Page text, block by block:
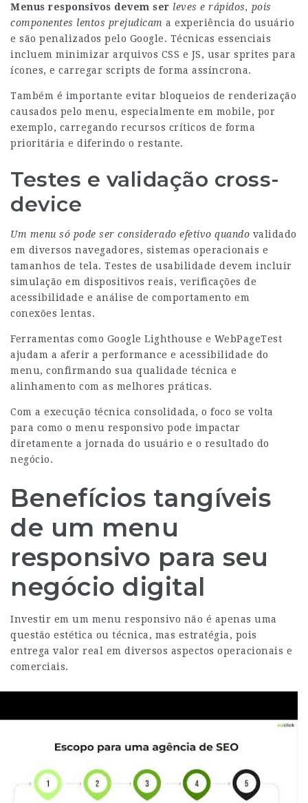
Menus responsivos devem ser leves e rápidos, pois
componentes lentos prejudicam a experiência do usuário
e são penalizados pelo Google. Técnicas essenciais
incluem minimizar arquivos CSS e JS, usar sprites para
ícones, e carregar scripts de forma assíncrona.
Também é importante evitar bloqueios de renderização
causados pelo menu, especialmente em mobile, por
exemplo, carregando recursos críticos de forma
prioritária e diferindo o restante.
Testes e validação cross-
device
Um menu só pode ser considerado efetivo quando validado
em diversos navegadores, sistemas operacionais e
tamanhos de tela. Testes de usabilidade devem incluir
simulação em dispositivos reais, verificações de
acessibilidade e análise de comportamento em
conexões lentas.
Ferramentas como Google Lighthouse e WebPageTest
ajudam a aferir a performance e acessibilidade do
menu, confirmando sua qualidade técnica e
alinhamento com as melhores práticas.
Com a execução técnica consolidada, o foco se volta
para como o menu responsivo pode impactar
diretamente a jornada do usuário e o resultado do
negócio.
Benefícios tangíveis
de um menu
responsivo para seu
negócio digital
Investir em um menu responsivo não é apenas uma
questão estética ou técnica, mas estratégia, pois
entrega valor real em diversos aspectos operacionais e
comerciais.